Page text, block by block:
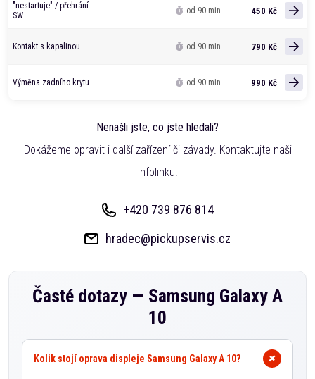
"nestartuje" / přehrání
SW
od 90 min 450 Kč
Kontakt s kapalinou od 90 min 790 Kč
Výměna zadního krytu od 90 min 990 Kč
Nenašli jste, co jste hledali?
Dokážeme opravit i další zařízení či závady. Kontaktujte naši
infolinku.
+420 739 876 814
hradec@pickupservis.cz
Časté dotazy — Samsung Galaxy A
10
Kolik stojí oprava displeje Samsung Galaxy A 10?